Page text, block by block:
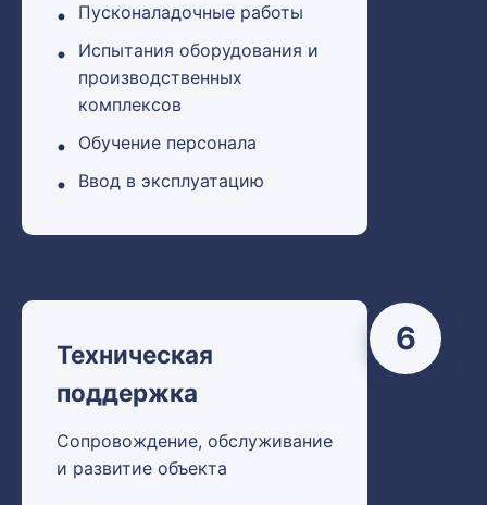
Пусконаладочные работы
Испытания оборудования и
производственных
комплексов
Обучение персонала
Ввод в эксплуатацию
Техническая
поддержка
Сопровождение, обслуживание
и развитие объекта
6